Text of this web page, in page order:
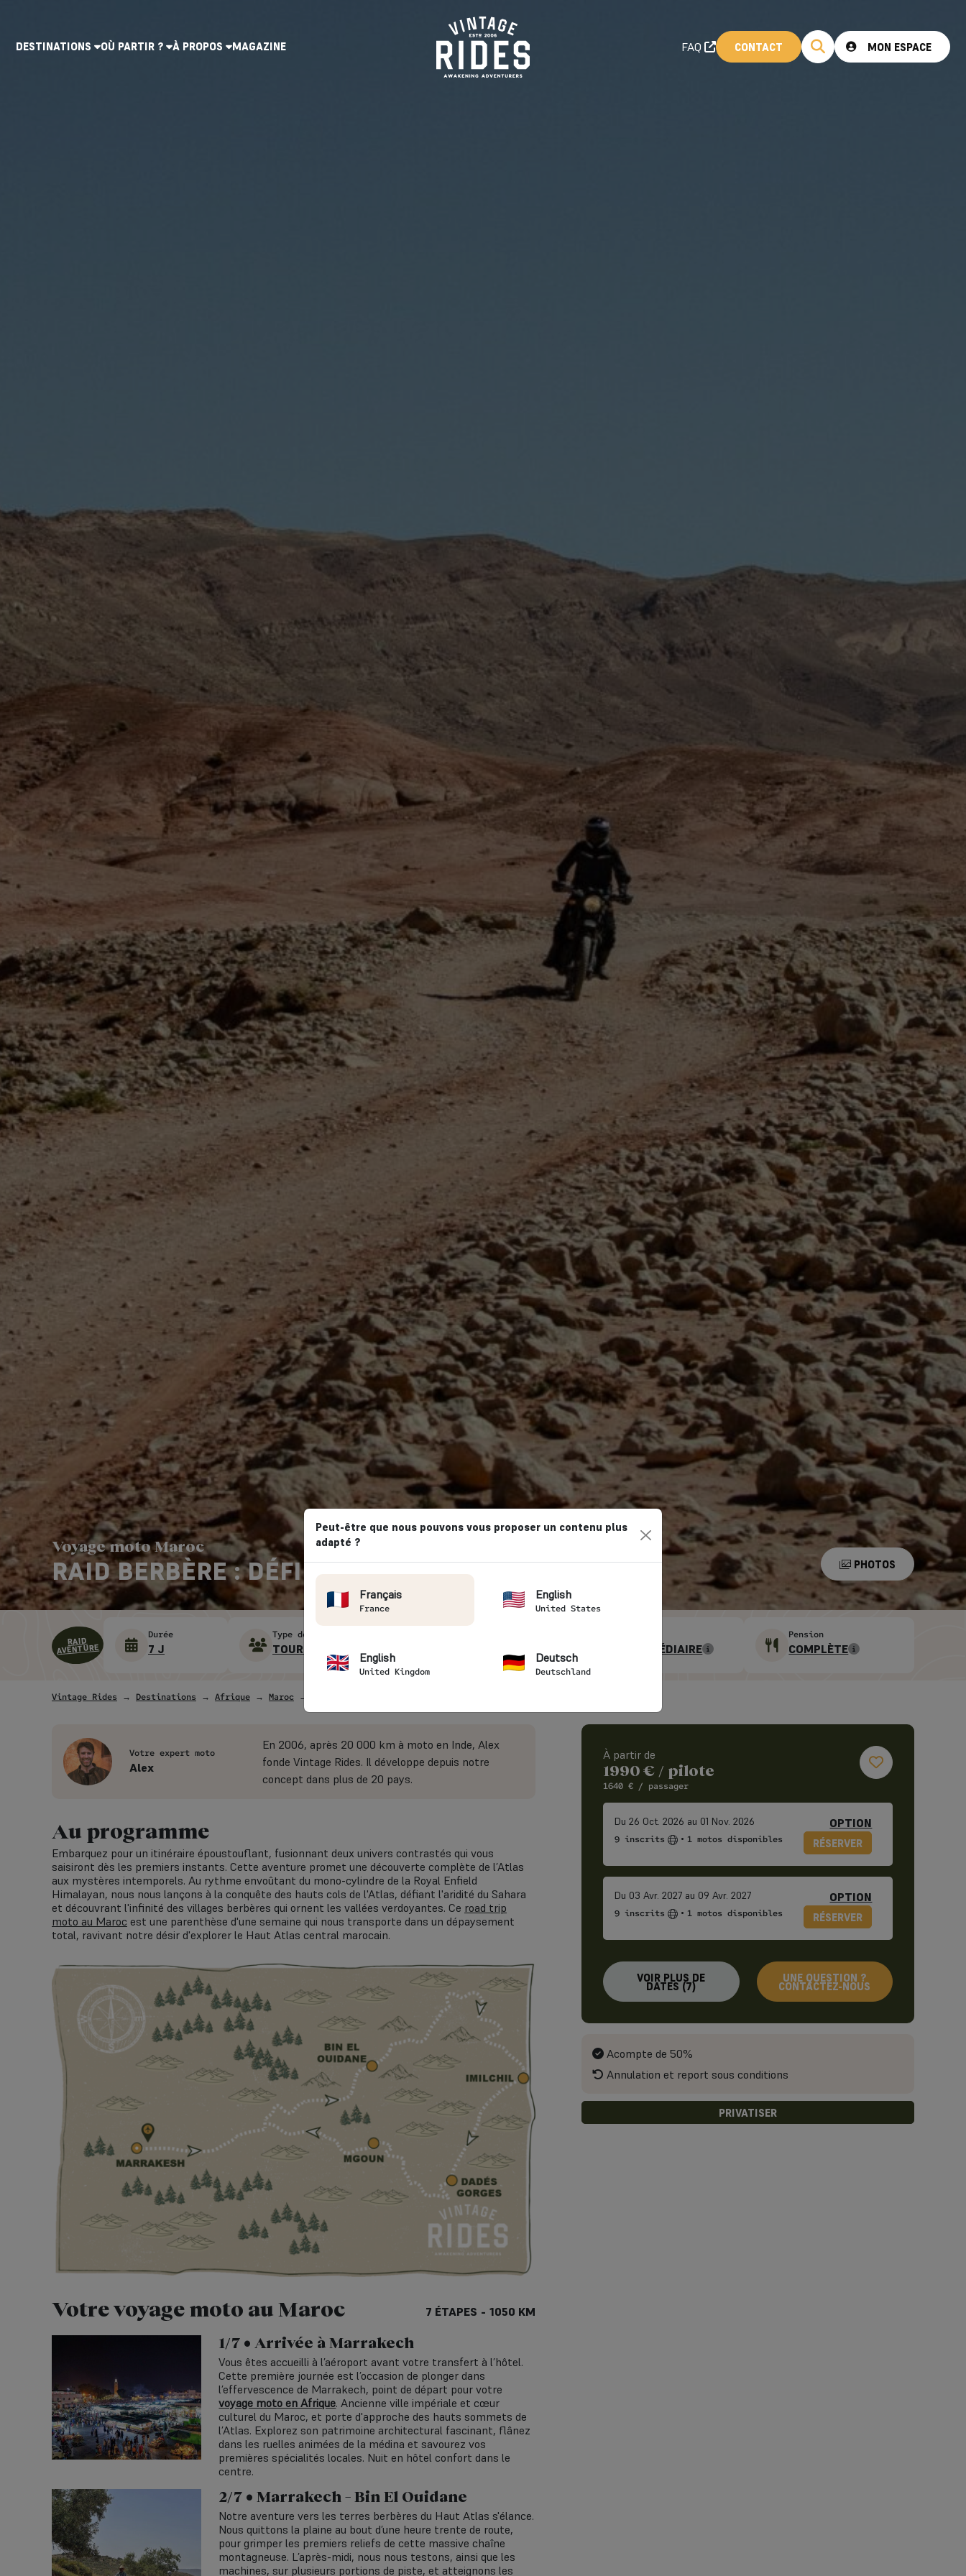
DESTINATIONS OÙ PARTIR ? À PROPOS MAGAZINE FAQ CONTACT MON ESPACE
Voyage moto Maroc
RAID BERBÈRE : DÉFIEZ L’ATLAS MAROCAIN PHOTOS
RAID
AVENTURE
Durée
7 J
Type de Voyage
TOUR LEADER INTERMÉDIAIRE
Pension
COMPLÈTE
Vintage Rides → Destinations → Afrique → Maroc → Raid Berbère : défiez l’Atlas marocain
Votre expert moto
Alex
En 2006, après 20 000 km à moto en Inde, Alex
fonde Vintage Rides. Il développe depuis notre
concept dans plus de 20 pays.
Au programme
Embarquez pour un itinéraire époustouflant, fusionnant deux univers contrastés qui vous
saisiront dès les premiers instants. Cette aventure promet une découverte complète de l’Atlas
aux mystères intemporels. Au rythme envoûtant du mono-cylindre de la Royal Enfield
Himalayan, nous nous lançons à la conquête des hauts cols de l'Atlas, défiant l'aridité du Sahara
et découvrant l'infinité des villages berbères qui ornent les vallées verdoyantes. Ce road trip
moto au Maroc est une parenthèse d'une semaine qui nous transporte dans un dépaysement
total, ravivant notre désir d'explorer le Haut Atlas central marocain.
Votre voyage moto au Maroc 7 ÉTAPES - 1050 KM
1/7 • Arrivée à Marrakech
Vous êtes accueilli à l’aéroport avant votre transfert à l’hôtel.
Cette première journée est l’occasion de plonger dans
l’effervescence de Marrakech, point de départ pour votre
voyage moto en Afrique. Ancienne ville impériale et cœur
culturel du Maroc, et porte d'approche des hauts sommets de
l’Atlas. Explorez son patrimoine architectural fascinant, flânez
dans les ruelles animées de la médina et savourez vos
premières spécialités locales. Nuit en hôtel confort dans le
centre.
2/7 • Marrakech – Bin El Ouidane
Notre aventure vers les terres berbères du Haut Atlas s'élance.
Nous quittons la plaine au bout d’une heure trente de route,
pour grimper les premiers reliefs de cette massive chaîne
montagneuse. L’après-midi, nous nous testons, ainsi que les
machines, sur plusieurs portions de piste, et atteignons les
À partir de
1990€ / pilote
1640€ / passager
Du 26 Oct. 2026 au 01 Nov. 2026
9 inscrits • 1 motos disponibles RÉSERVER
OPTION
Du 03 Avr. 2027 au 09 Avr. 2027
9 inscrits • 1 motos disponibles RÉSERVER
OPTION
VOIR PLUS DE
DATES (7)
UNE QUESTION ?
CONTACTEZ-NOUS
Acompte de 50%
Annulation et report sous conditions
PRIVATISER
Peut-être que nous pouvons vous proposer un contenu plus
adapté ?
Français
France
English
United States
English
United Kingdom
Deutsch
Deutschland